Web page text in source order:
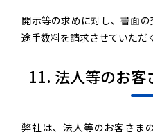
開示等の求めに対し、書面
途手数料を請求させていただ
11. 法人等のお客
弊社は、法人等のお客さま